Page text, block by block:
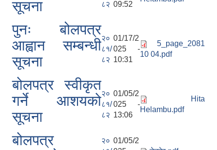
सूचना
८२ 09:52
पुनः बोलपत्र
आह्वान सम्बन्धी
सूचना
२०
८१/
८२
01/17/2
025 -
10:31
5_page_2081
10 04.pdf
बोलपत्र स्वीकृत
गर्ने आशयको
सूचना
२०
८१/
८२
01/05/2
025 -
13:06
Hita
Helambu.pdf
बोलपत्र
२० 01/05/2